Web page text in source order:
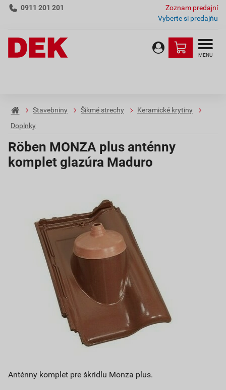
0911 201 201
Zoznam predajní
Vyberte si predajňu
MENU
Stavebniny Šikmé strechy
Keramické krytiny
Doplnky
Röben MONZA plus anténny
komplet glazúra Maduro
Anténny komplet pre škridlu Monza plus.